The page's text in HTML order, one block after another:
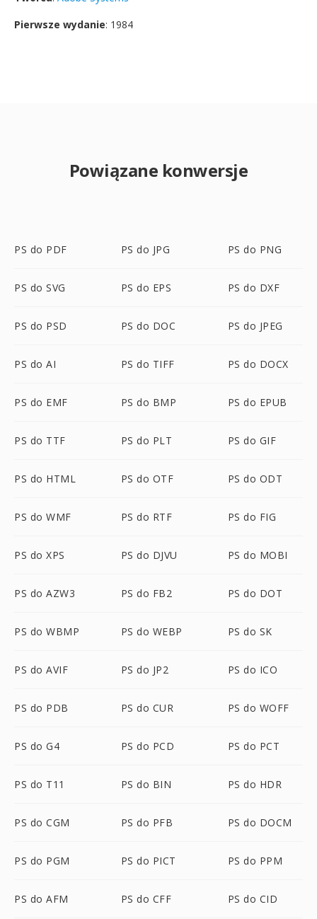
Pierwsze wydanie: 1984
Powiązane konwersje
PS do PDF PS do JPG PS do PNG
PS do SVG PS do EPS PS do DXF
PS do PSD PS do DOC PS do JPEG
PS do AI PS do TIFF PS do DOCX
PS do EMF PS do BMP PS do EPUB
PS do TTF PS do PLT PS do GIF
PS do HTML PS do OTF PS do ODT
PS do WMF PS do RTF PS do FIG
PS do XPS PS do DJVU PS do MOBI
PS do AZW3 PS do FB2 PS do DOT
PS do WBMP PS do WEBP PS do SK
PS do AVIF PS do JP2 PS do ICO
PS do PDB PS do CUR PS do WOFF
PS do G4 PS do PCD PS do PCT
PS do T11 PS do BIN PS do HDR
PS do CGM PS do PFB PS do DOCM
PS do PGM PS do PICT PS do PPM
PS do AFM PS do CFF PS do CID